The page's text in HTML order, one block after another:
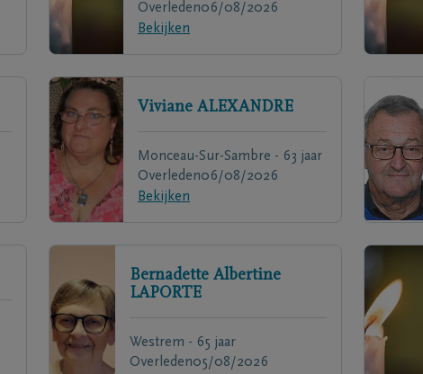
Overleden06/08/2026
Bekijken
Viviane ALEXANDRE
Monceau-Sur-Sambre - 63 jaar
Overleden06/08/2026
Bekijken
Bernadette Albertine
LAPORTE
Westrem - 65 jaar
Overleden05/08/2026